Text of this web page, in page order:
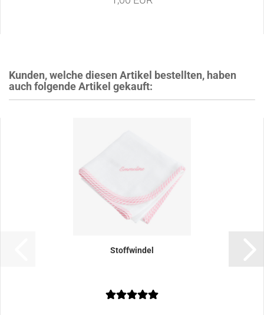
Kunden, welche diesen Artikel bestellten, haben
auch folgende Artikel gekauft:
Stoffwindel